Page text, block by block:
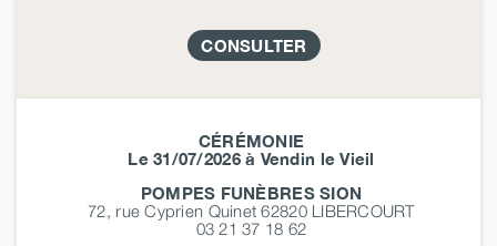
CONSULTER
CÉRÉMONIE
Le 31/07/2026 à Vendin le Vieil
POMPES FUNÈBRES SION
72, rue Cyprien Quinet 62820 LIBERCOURT
03 21 37 18 62